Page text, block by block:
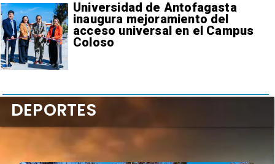
Universidad de Antofagasta
inaugura mejoramiento del
acceso universal en el Campus
Coloso
DEPORTES